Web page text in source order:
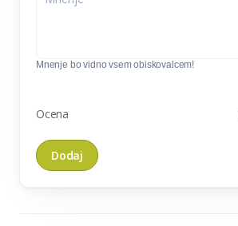
Mnenje bo vidno vsem obiskovalcem!
Ocena